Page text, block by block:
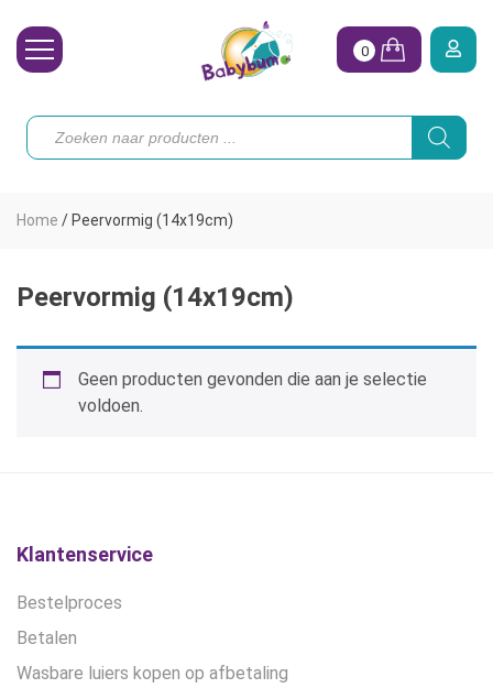
Toebehoren
Koopjes
Hoe begin ik?
0
Producten
zoeken
Home / Peervormig (14x19cm)
Peervormig (14x19cm)
Geen producten gevonden die aan je selectie
voldoen.
Klantenservice
Bestelproces
Betalen
Wasbare luiers kopen op afbetaling